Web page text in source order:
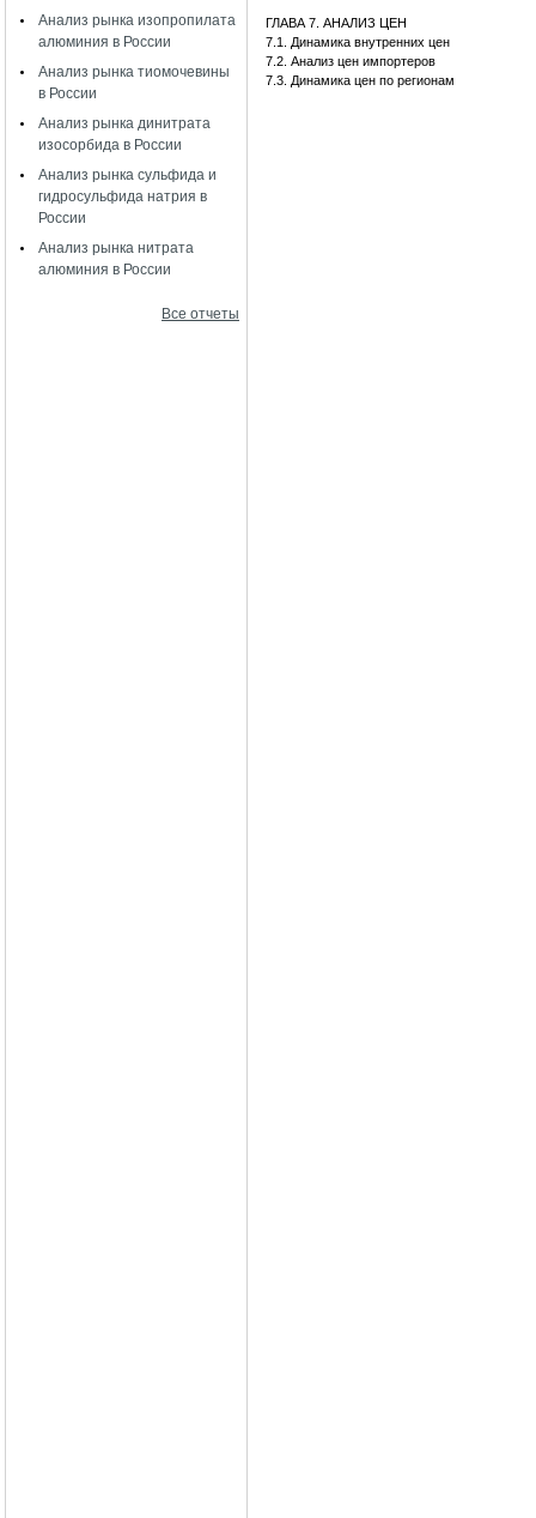
Анализ рынка изопропилата
алюминия в России
Анализ рынка тиомочевины
в России
Анализ рынка динитрата
изосорбида в России
Анализ рынка сульфида и
гидросульфида натрия в
России
Анализ рынка нитрата
алюминия в России
Все отчеты
ГЛАВА 7. АНАЛИЗ ЦЕН
7.1. Динамика внутренних цен
7.2. Анализ цен импортеров
7.3. Динамика цен по регионам